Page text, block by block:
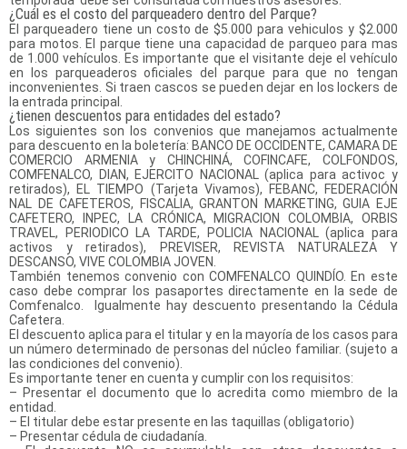
¿Cuál es el costo del parqueadero dentro del Parque?
El parqueadero tiene un costo de $5.000 para vehiculos y $2.000
para motos. El parque tiene una capacidad de parqueo para mas
de 1.000 vehículos. Es importante que el visitante deje el vehículo
en los parqueaderos oficiales del parque para que no tengan
inconvenientes. Si traen cascos se pueden dejar en los lockers de
la entrada principal.
¿tienen descuentos para entidades del estado?
Los siguientes son los convenios que manejamos actualmente
para descuento en la boletería: BANCO DE OCCIDENTE, CAMARA DE
COMERCIO ARMENIA y CHINCHINÁ, COFINCAFE, COLFONDOS,
COMFENALCO, DIAN, EJERCITO NACIONAL (aplica para activoc y
retirados), EL TIEMPO (Tarjeta Vivamos), FEBANC, FEDERACIÓN
NAL DE CAFETEROS, FISCALIA, GRANTON MARKETING, GUIA EJE
CAFETERO, INPEC, LA CRÓNICA, MIGRACION COLOMBIA, ORBIS
TRAVEL, PERIODICO LA TARDE, POLICIA NACIONAL (aplica para
activos y retirados), PREVISER, REVISTA NATURALEZA Y
DESCANSO, VIVE COLOMBIA JOVEN.
También tenemos convenio con COMFENALCO QUINDÍO. En este
caso debe comprar los pasaportes directamente en la sede de
Comfenalco. Igualmente hay descuento presentando la Cédula
Cafetera.
El descuento aplica para el titular y en la mayoría de los casos para
un número determinado de personas del núcleo familiar. (sujeto a
las condiciones del convenio).
Es importante tener en cuenta y cumplir con los requisitos:
– Presentar el documento que lo acredita como miembro de la
entidad.
– El titular debe estar presente en las taquillas (obligatorio)
– Presentar cédula de ciudadanía.